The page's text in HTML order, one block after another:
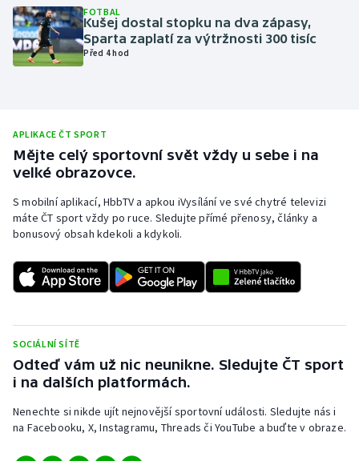
Parasport
Plavání
Rychlostní kanoistika
Short track
Stolní tenis
Triatlon
Veslování
Vodní slalom
FOTBAL
Kušej dostal stopku na dva zápasy,
Sparta zaplatí za výtržnosti 300 tisíc
Před 4 hod
APLIKACE ČT SPORT
Mějte celý sportovní svět vždy u sebe i na
velké obrazovce.
S mobilní aplikací, HbbTV a apkou iVysílání ve své chytré televizi
máte ČT sport vždy po ruce. Sledujte přímé přenosy, články a
bonusový obsah kdekoli a kdykoli.
SOCIÁLNÍ SÍTĚ
Odteď vám už nic neunikne. Sledujte ČT sport
i na dalších platformách.
Nenechte si nikde ujít nejnovější sportovní události. Sledujte nás i
na Facebooku, X, Instagramu, Threads či YouTube a buďte v obraze.